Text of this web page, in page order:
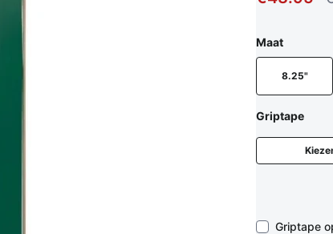
Maat
8.25"
Griptape
Griptape